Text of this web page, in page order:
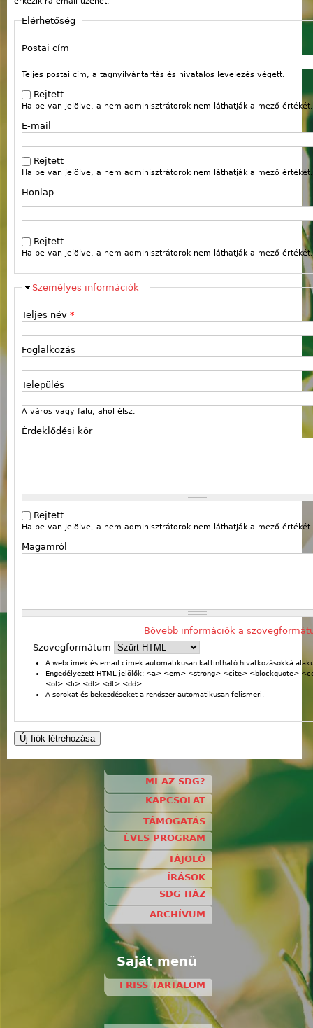
Elérhetőség
Postai cím
Teljes postai cím, a tagnyilvántartás és hivatalos levelezés végett.
Rejtett
Ha be van jelölve, a nem adminisztrátorok nem láthatják a mező értékét.
E-mail
Rejtett
Ha be van jelölve, a nem adminisztrátorok nem láthatják a mező értékét.
Honlap
Rejtett
Ha be van jelölve, a nem adminisztrátorok nem láthatják a mező értékét.
Elrejt
Személyes információk
Teljes név *
Foglalkozás
Település
A város vagy falu, ahol élsz.
Érdeklődési kör
Rejtett
Ha be van jelölve, a nem adminisztrátorok nem láthatják a mező értékét.
Magamról
Bővebb információk a
Szövegformátum
A webcímek és email címek automatikusan kattintható hivatkozásokká
Engedélyezett HTML jelölők: <a> <em> <strong> <cite> <blockquote>
<ol> <li> <dl> <dt> <dd>
A sorokat és bekezdéseket a rendszer automatikusan felismeri.
MI AZ SDG?
KAPCSOLAT
TÁMOGATÁS
ÉVES PROGRAM
TÁJOLÓ
ÍRÁSOK
SDG HÁZ
ARCHÍVUM
Saját menü
FRISS TARTALOM